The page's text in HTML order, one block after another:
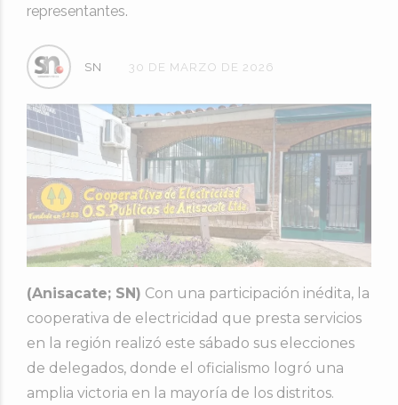
representantes.
30 DE MARZO DE 2026
SN
(Anisacate; SN) Con una participación inédita, la
cooperativa de electricidad que presta servicios
en la región realizó este sábado sus elecciones
de delegados, donde el oficialismo logró una
amplia victoria en la mayoría de los distritos.